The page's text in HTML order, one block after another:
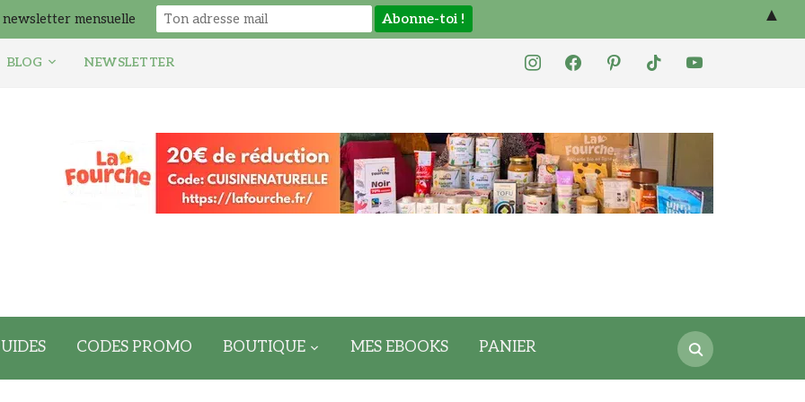
instagramfacebookpinteresttiktok youtube
BLOG NEWSLETTER
Search
for:
CODES PROMO BOUTIQUE MES EBOOKS PANIER
newsletter mensuelle ▲